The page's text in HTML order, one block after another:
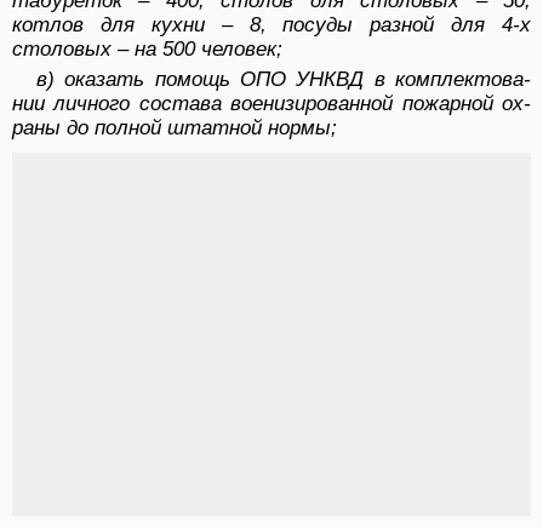
котлов для кух­ни – 8, посуды разной для 4-х
столовых – на 500 чело­век;
в) оказать помощь ОПО УНКВД в комплектова­
нии личного состава военизированной пожарной ох­
раны до полной штатной нормы;